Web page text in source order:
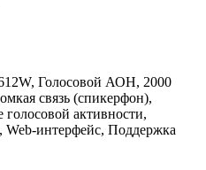
Голосовой АОН, 2000
связь (спикерфон),
активности,
интерфейс, Поддержка